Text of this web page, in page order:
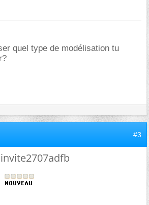
quel type de modélisation tu
#3
invite2707adfb